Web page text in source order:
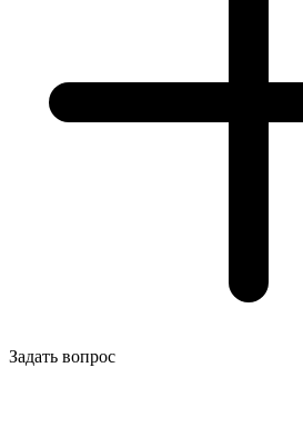
Задать вопрос